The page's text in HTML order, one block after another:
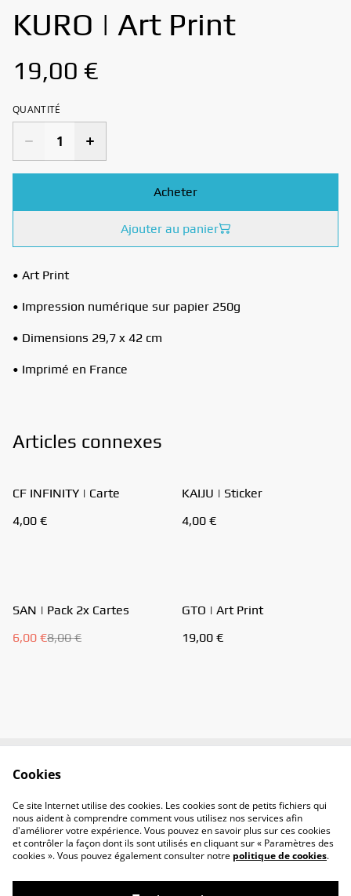
KURO | Art Print
19,00 €
QUANTITÉ
Acheter
Ajouter au panier
• Art Print
• Impression numérique sur papier 250g
• Dimensions 29,7 x 42 cm
• Imprimé en France
Articles connexes
CF INFINITY | Carte
4,00 €
KAIJU | Sticker
4,00 €
%
SAN | Pack 2x Cartes
6,00 €8,00 €
GTO | Art Print
19,00 €
Politique de
confidentialité
Politique de cookies
Cookies
Ce site Internet utilise des cookies. Les cookies sont de petits fichiers qui
nous aident à comprendre comment vous utilisez nos services afin
d'améliorer votre expérience. Vous pouvez en savoir plus sur ces cookies
et contrôler la façon dont ils sont utilisés en cliquant sur « Paramètres des
cookies ». Vous pouvez également consulter notre politique de cookies.